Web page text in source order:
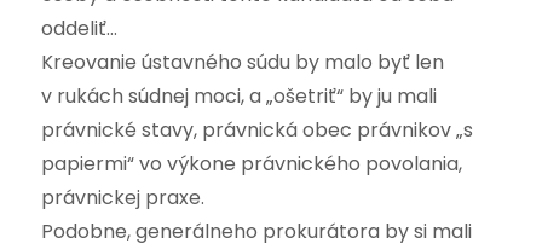
oddeliť…
Kreovanie ústavného súdu by malo byť len
v rukách súdnej moci, a „ošetriť“ by ju mali
právnické stavy, právnická obec právnikov „s
papiermi“ vo výkone právnického povolania,
právnickej praxe.
Podobne, generálneho prokurátora by si mali